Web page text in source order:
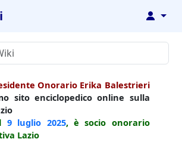
↓
Onorario Erika Balestrieri
sito enciclopedico online sulla
9 luglio 2025, è socio onorario
Lazio